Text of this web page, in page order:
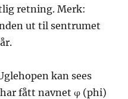
retning. Merk:
ut til sentrumet
kan sees
fått navnet φ (phi)